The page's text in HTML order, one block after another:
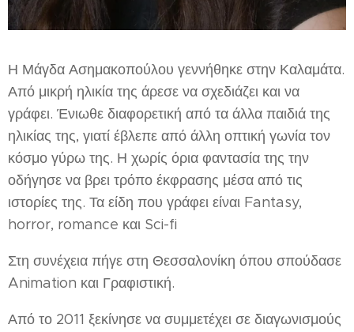
Η Μάγδα Ασημακοπούλου γεννήθηκε στην Καλαμάτα.
Από μικρή ηλικία της άρεσε να σχεδιάζει και να
γράφει. Ένιωθε διαφορετική από τα άλλα παιδιά της
ηλικίας της, γιατί έβλεπε από άλλη οπτική γωνία τον
κόσμο γύρω της. Η χωρίς όρια φαντασία της την
οδήγησε να βρει τρόπο έκφρασης μέσα από τις
ιστορίες της. Τα είδη που γράφει είναι Fantasy,
horror, romance και Sci-fi
Στη συνέχεια πήγε στη Θεσσαλονίκη όπου σπούδασε
Animation και Γραφιστική.
Από το 2011 ξεκίνησε να συμμετέχει σε διαγωνισμούς